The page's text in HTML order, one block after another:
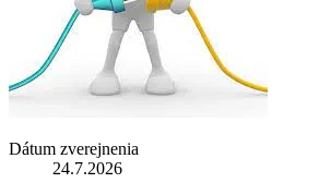
Dátum zverejnenia
24.7.2026